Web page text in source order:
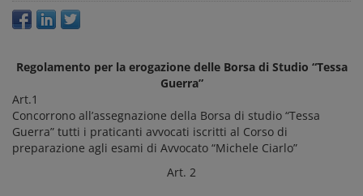
Regolamento per la erogazione delle Borsa di Studio “Tessa
Guerra”
Art.1
Concorrono all’assegnazione della Borsa di studio “Tessa
Guerra” tutti i praticanti avvocati iscritti al Corso di
preparazione agli esami di Avvocato “Michele Ciarlo”
Art. 2